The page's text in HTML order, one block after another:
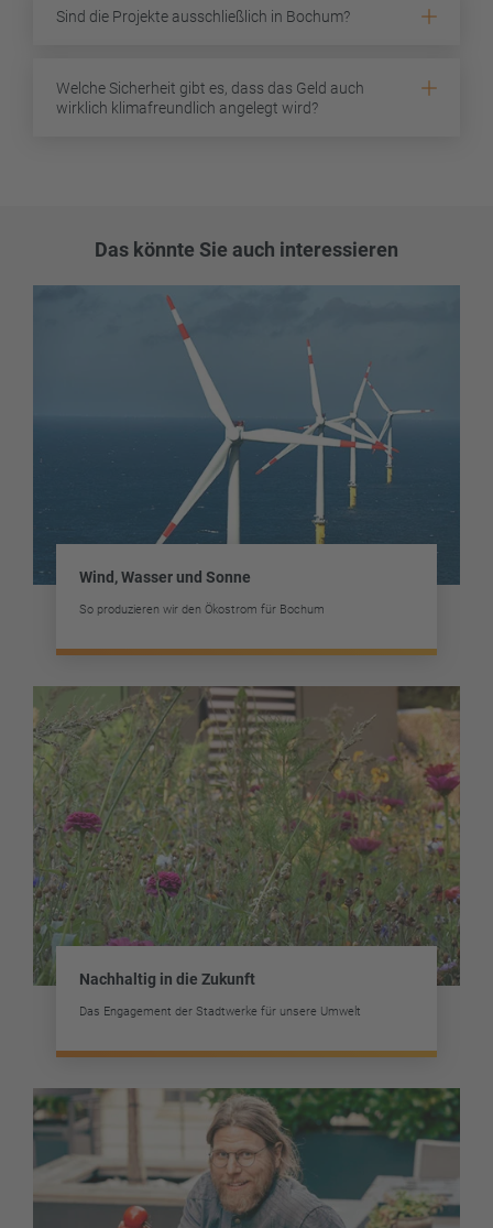
Sind die Projekte ausschließlich in Bochum?
Welche Sicherheit gibt es, dass das Geld auch
wirklich klimafreundlich angelegt wird?
Das könnte Sie auch interessieren
Wind, Wasser und Sonne
So produzieren wir den Ökostrom für Bochum
Nachhaltig in die Zukunft
Das Engagement der Stadtwerke für unsere Umwelt